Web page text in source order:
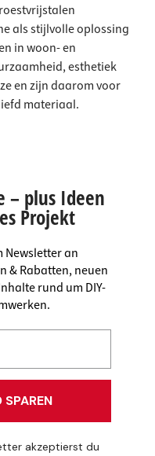
als stijlvolle oplossing
in woon- en
esthetiek
en zijn daarom voor
materiaal.
– plus Ideen
Projekt
Newsletter an
& Rabatten, neuen
rund um DIY-
SPAREN
akzeptierst du